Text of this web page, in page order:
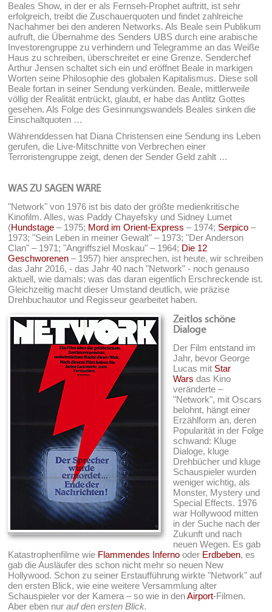
Beales Show, in der er als Fernseh-Prophet auftritt, ist sehr
erfolgreich, treibt die Zuschauerquoten und findet zahlreiche
Nachahmer bei den anderen Networks. Als Beale sein Publikum
aufruft, die Übernahme des Senders UBS durch eine arabische
Investorengruppe zu verhindern und Telegramme an das Weiße
Haus zu schreiben, überschreitet er eine Grenze. Senderchef
Arthur Jensen schaltet sich ein und eröffnet Beale in markigen
Worten seine Philosophie des globalen Kapitalismus. Diese soll
Beale fortan in seiner Sendung verkünden. Beale, mittlerweile
völlig der Realität entrückt, glaubt, er habe das Antlitz Gottes
gesehen. Als Folge des Gesinnungswandels Beales sinken die
Einschaltquoten …
Währenddessen hat Diana Christensen eine Sendung ins Leben
gerufen, die Live-Mitschnitte von Verbrechen einer
Terroristengruppe zeigt, denen der Sender Geld zahlt …
WAS ZU SAGEN WÄRE
"Network" von 1976 ist bis dato der größte medienkritische
Kinofilm. Alles, was Paddy Chayefsky und Sidney Lumet
(Hundstage – 1975; Mord im Orient-Express – 1974; Serpico –
1973; "Sein Leben in meiner Gewalt" – 1973; "Der Anderson
Clan" – 1971; "Angriffsziel Moskau" – 1964; Die 12
Geschworenen – 1957) hier ansprechen, ist heute, wir schreiben
das Jahr 2016, - das Jahr 40 nach "Network" - noch genauso
aktuell, wie damals; was das daran eigentlich Erschreckende ist.
Gleichzeitig macht dieser Umstand deutlich, wie präzise
Drehbuchautor und Regisseur gearbeitet haben.
Zeitlos schöne
Dialoge
Der Film entstand im
Jahr, bevor George
Lucas mit Star
Wars das Kino
veränderte –
"Network", mit Oscars
belohnt, hängt einer
Erzählform an, deren
Popularität in der Folge
schwand: Kluge
Dialoge, kluge
Drehbücher und kluge
Schauspieler wurden
weniger wichtig, als
Monster, Mystery und
Special Effects. 1976
war Hollywood mitten
in der Suche nach der
Zukunft und nach
neuen Wegen. Es gab
Katastrophenfilme wie Flammendes Inferno oder Erdbeben, es
gab die Ausläufer des schon nicht mehr so neuen New
Hollywood. Schon zu seiner Erstaufführung wirkte "Network" auf
den ersten Blick, wie eine weitere Versammlung alter
Schauspieler vor der Kamera – so wie in denAirport-Filmen.
Aber eben nurauf den ersten Blick.